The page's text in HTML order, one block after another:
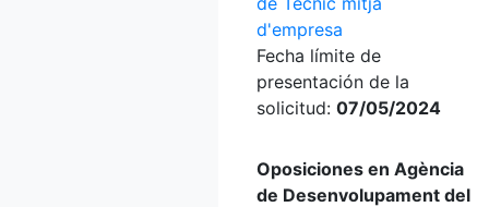
d'empresa
Fecha límite de
presentación de la
solicitud: 07/05/2024
Oposiciones en Agència
de Desenvolupament del